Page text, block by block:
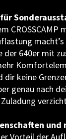
CROSSCAMP
der 640er mit
dir keine
genau nach